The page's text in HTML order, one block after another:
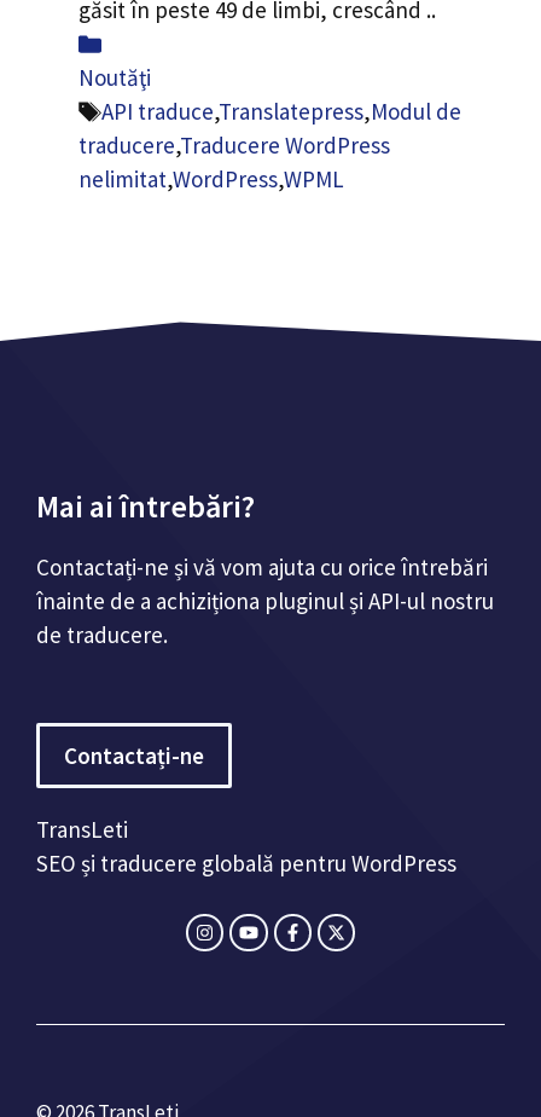
găsit în peste 49 de limbi, crescând ..
Categorii
Noutăţi
Etichete
API traduce,Translatepress,Modul de
traducere,Traducere WordPress
nelimitat,WordPress,WPML
Mai ai întrebări?
Contactați-ne și vă vom ajuta cu orice întrebări
înainte de a achiziționa pluginul și API-ul nostru
de traducere.
Contactați-ne
TransLeti
SEO și traducere globală pentru WordPress